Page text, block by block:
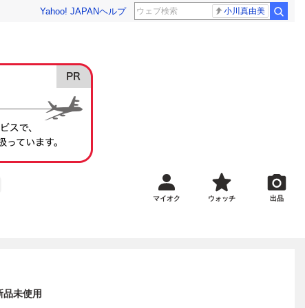
Yahoo! JAPANヘルプ 小川真由美
マイオク ウォッチ 出品
品未使用